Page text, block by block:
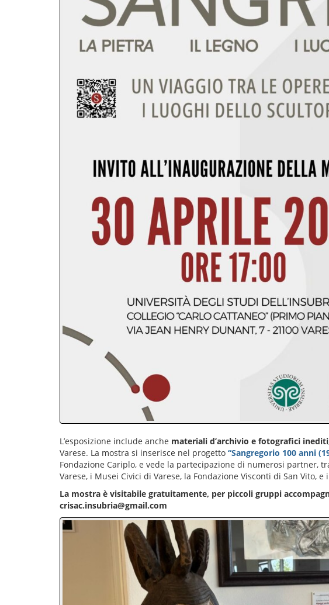
L’esposizione include anche materiali d’archivio e fotografici inediti
Varese. La mostra si inserisce nel progetto “Sangregorio 100 anni
Fondazione Cariplo, e vede la partecipazione di numerosi partner,
Varese, i Musei Civici di Varese, la Fondazione Visconti di San Vito,
La mostra è visitabile gratuitamente, per piccoli gruppi
crisac.insubria@gmail.com